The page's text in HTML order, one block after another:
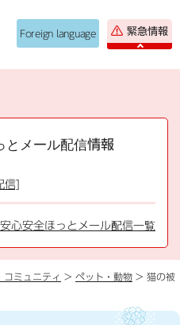
Foreign language 緊急情報
とメール配信情報
信]
心安全ほっとメール配信一覧
コミュニティ > ペット・動物 > 猫の被